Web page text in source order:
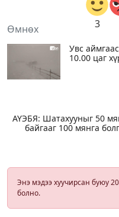
3
Өмнөх
Увс
10.00 цаг
АҮЭБЯ: Шатахууныг 50
байгааг 100 мянга
Энэ мэдээ хуучирсан буюу
болно.